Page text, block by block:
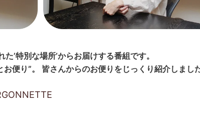
’特別な場所’からお届けする番組です。
便り”。 皆さんからのお便りをじっくり紹介しました